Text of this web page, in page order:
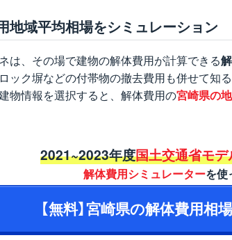
地域平均相場をシミュレーション
は、その場で建物の解体費用が計算できる
ック塀などの付帯物の撤去費用も併せて知る
物情報を選択すると、解体費用の宮崎県の
2021~2023年度国土交通省モデ
解体費用シミュレーターを使
【無料】宮崎県の解体費用相